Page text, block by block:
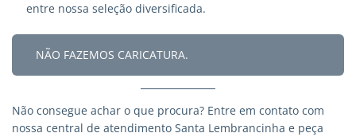
entre nossa seleção diversificada.
NÃO FAZEMOS CARICATURA.
Não consegue achar o que procura? Entre em contato com
nossa central de atendimento Santa Lembrancinha e peça